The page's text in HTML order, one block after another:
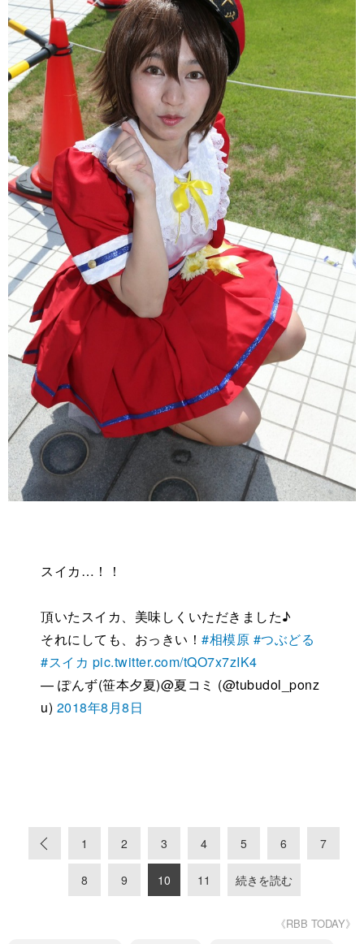
スイカ…！！
頂いたスイカ、美味しくいただきました♪
それにしても、おっきい！ #相模原 #つぶどる
#スイカ pic.twitter.com/tQO7x7zIK4
— ぽんず(笹本夕夏)@夏コミ (@tubudol_ponz
u) 2018年8月8日
1 2 3 4 5 6 7
8 9 10 11 続きを読む
《RBB TODAY》